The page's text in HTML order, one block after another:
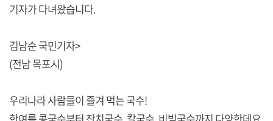
기자가 다녀왔습니다.
김남순 국민기자>
(전남 목포시)
우리나라 사람들이 즐겨 먹는 국수!